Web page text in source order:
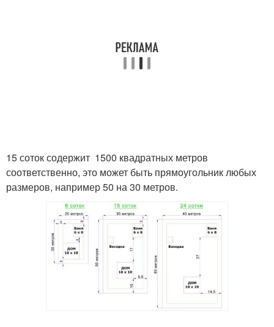
15 соток содержит 1500 квадратных метров
соответственно, это может быть прямоугольник любых
размеров, например 50 на 30 метров.